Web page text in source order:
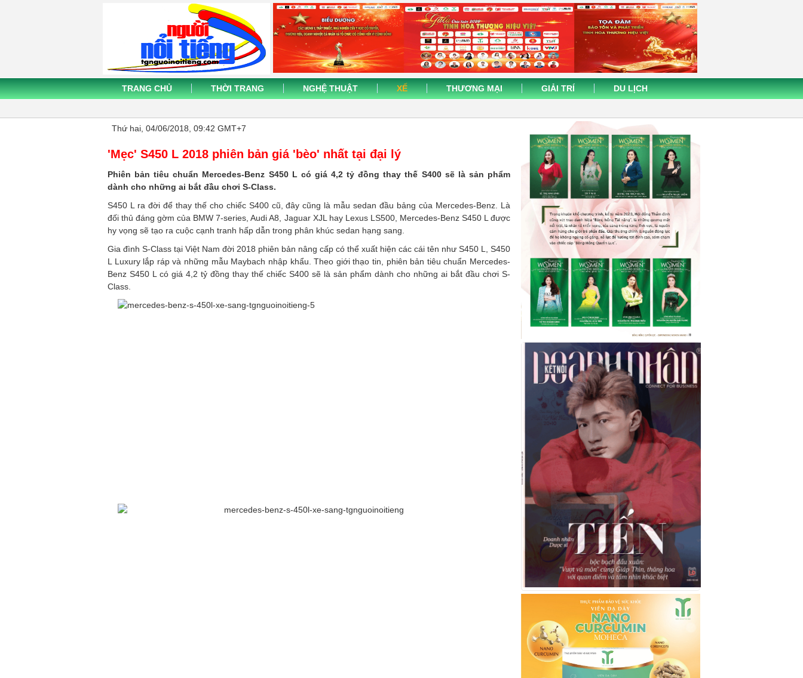
TRANG CHỦ THỜI TRANG NGHỆ THUẬT XẾ THƯƠNG MẠI GIẢI TRÍ DU LỊCH
Thứ hai, 04/06/2018, 09:42 GMT+7
'Mẹc' S450 L 2018 phiên bản giá 'bèo' nhất tại đại lý
Phiên bản tiêu chuẩn Mercedes-Benz S450 L có giá 4,2 tỷ đồng thay thế S400 sẽ là sản phẩm
dành cho những ai bắt đầu chơi S-Class.
S450 L ra đời để thay thế cho chiếc S400 cũ, đây cũng là mẫu sedan đầu bảng của Mercedes-Benz. Là
đối thủ đáng gờm của BMW 7-series, Audi A8, Jaguar XJL hay Lexus LS500, Mercedes-Benz S450 L được
hy vọng sẽ tạo ra cuộc cạnh tranh hấp dẫn trong phân khúc sedan hạng sang.
Gia đình S-Class tại Việt Nam đời 2018 phiên bản nâng cấp có thể xuất hiện các cái tên như S450 L, S450
L Luxury lắp ráp và những mẫu Maybach nhập khẩu. Theo giới thạo tin, phiên bản tiêu chuẩn Mercedes-
Benz S450 L có giá 4,2 tỷ đồng thay thế chiếc S400 sẽ là sản phẩm dành cho những ai bắt đầu chơi S-
Class.